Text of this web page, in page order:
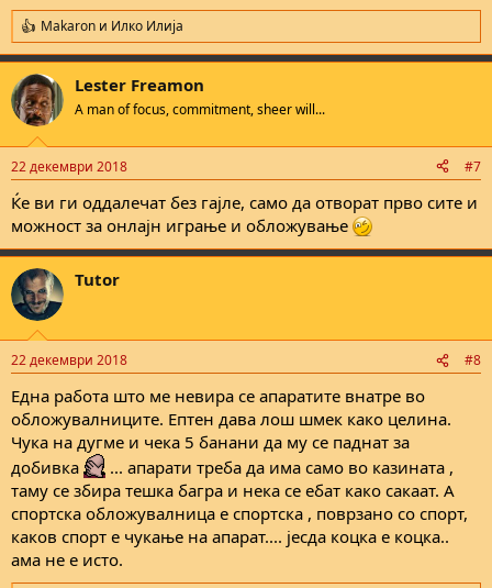
R
e
a
c
t
i
s
Makaron и Илко Илија
Lester Freamon
A man of focus, commitment, sheer will...
22 декември 2018 #7
Ќе ви ги оддалечат без гајле, само да отворат прво сите и
можност за онлајн играње и обложување
Tutor
22 декември 2018 #8
Една работа што ме невира се апаратите внатре во
обложувалниците. Ептен дава лош шмек како целина.
Чука на дугме и чека 5 банани да му се паднат за
добивка
... апарати треба да има само во казината ,
таму се збира тешка багра и нека се ебат како сакаат. А
спортска обложувалница е спортска , поврзано со спорт,
каков спорт е чукање на апарат.... јесда коцка е коцка..
ама не е исто.